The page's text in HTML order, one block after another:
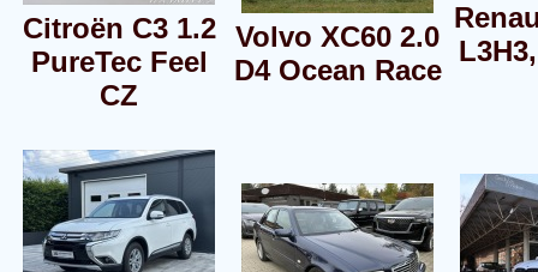
Citroën C3 1.2
PureTec Feel
CZ
Volvo XC60 2.0
D4 Ocean Race